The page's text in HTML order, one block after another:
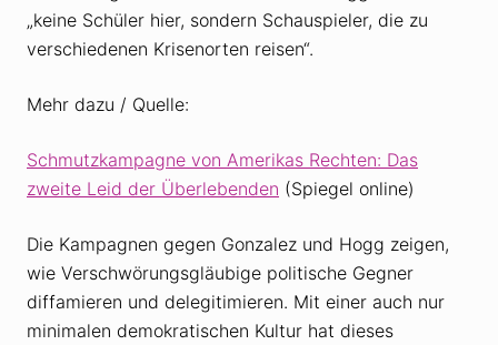
„keine Schüler hier, sondern Schauspieler, die zu
verschiedenen Krisenorten reisen“.
Mehr dazu / Quelle:
Schmutzkampagne von Amerikas Rechten: Das
zweite Leid der Überlebenden (Spiegel online)
Die Kampagnen gegen Gonzalez und Hogg zeigen,
wie Verschwörungsgläubige politische Gegner
diffamieren und delegitimieren. Mit einer auch nur
minimalen demokratischen Kultur hat dieses